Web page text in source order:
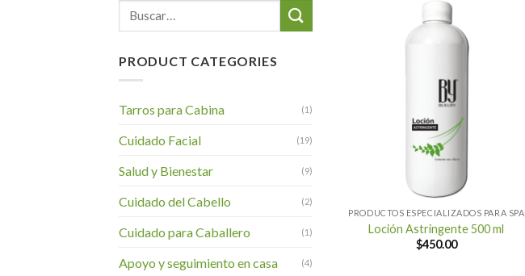
Buscar
PRODUCT CATEGORIES
Tarros para Cabina (1)
Cuidado Facial (19)
Salud y Bienestar (9)
Cuidado del Cabello (2)
Cuidado para Caballero (1)
Apoyo y seguimiento en casa (4)
PRODUCTOS ESPECIALIZADOS PARA SPA
Loción Astringente 500 ml
$450.00